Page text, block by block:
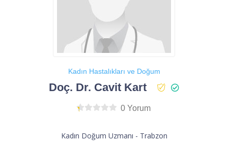
Kadın Hastalıkları ve Doğum
Doç. Dr. Cavit Kart
0 Yorum
Kadın Doğum Uzmanı - Trabzon